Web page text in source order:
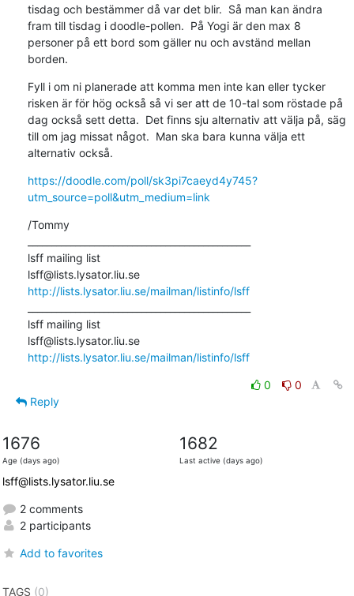
tisdag och bestämmer då var det blir.  Så man kan ändra
fram till tisdag i doodle-pollen.  På Yogi är den max 8
personer på ett bord som gäller nu och avständ mellan
borden.
Fyll i om ni planerade att komma men inte kan eller tycker
risken är för hög också så vi ser att de 10-tal som röstade på
dag också sett detta.  Det finns sju alternativ att välja på, säg
till om jag missat något.  Man ska bara kunna välja ett
alternativ också.
https://doodle.com/poll/sk3pi7caeyd4y745?
utm_source=poll&utm_medium=link
/Tommy
lsff mailing list
lsff@lists.lysator.liu.se
http://lists.lysator.liu.se/mailman/listinfo/lsff
lsff mailing list
lsff@lists.lysator.liu.se
http://lists.lysator.liu.se/mailman/listinfo/lsff
0
0
Reply
1676
Age (days ago)
1682
Last active (days ago)
lsff@lists.lysator.liu.se
2 comments
2 participants
Add to favorites
TAGS (0)